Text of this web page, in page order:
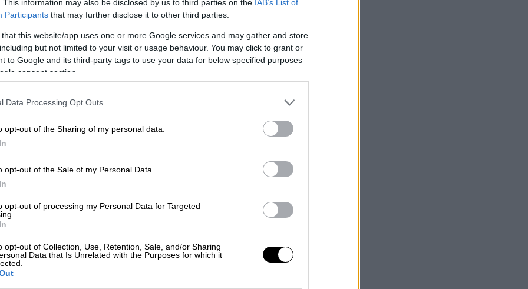
This information may also be disclosed by us to third parties on the IAB’s List of
Participants that may further disclose it to other third parties.
that this website/app uses one or more Google services and may gather and store
but not limited to your visit or usage behaviour. You may click to grant or
to Google and its third-party tags to use your data for below specified purposes
consent section.
Data Processing Opt Outs
opt-out of the Sharing of my personal data.
opt-out of the Sale of my Personal Data.
opt-out of processing my Personal Data for Targeted
opt-out of Collection, Use, Retention, Sale, and/or Sharing
Data that Is Unrelated with the Purposes for which it